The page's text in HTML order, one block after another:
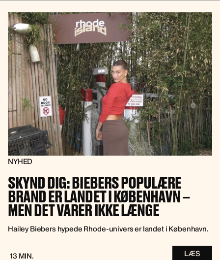
NYHED
SKYND DIG: BIEBERS POPULÆRE
BRAND ER LANDET I KØBENHAVN –
MEN DET VARER IKKE LÆNGE
Hailey Biebers hypede Rhode-univers er landet i København.
13 MIN. LÆS